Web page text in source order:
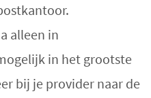
alleen in
in het grootste
bij je provider naar de